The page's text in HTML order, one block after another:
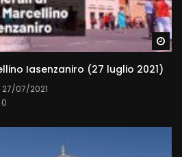
Iasenzaniro (27 luglio 2021)
27/07/2021
0